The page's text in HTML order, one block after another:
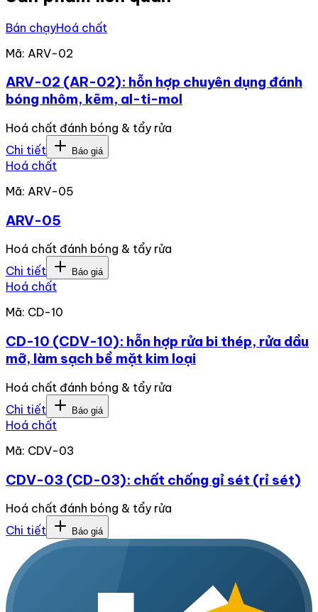
Bán chạyHoá chất
Mã: ARV-02
ARV-02 (AR-02): hỗn hợp chuyên dụng đánh
bóng nhôm, kẽm, al-ti-mol
Hoá chất đánh bóng & tẩy rửa
Chi tiết
Báo giá
Hoá chất
Mã: ARV-05
ARV-05
Hoá chất đánh bóng & tẩy rửa
Chi tiết
Báo giá
Hoá chất
Mã: CD-10
CD-10 (CDV-10): hỗn hợp rửa bi thép, rửa dầu
mỡ, làm sạch bề mặt kim loại
Hoá chất đánh bóng & tẩy rửa
Chi tiết
Báo giá
Hoá chất
Mã: CDV-03
CDV-03 (CD-03): chất chống gỉ sét (rỉ sét)
Hoá chất đánh bóng & tẩy rửa
Chi tiết
Báo giá